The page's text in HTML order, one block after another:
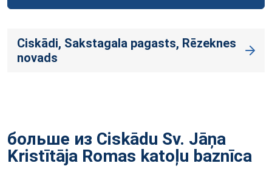
Ciskādi, Sakstagala pagasts, Rēzeknes
novads
больше из Ciskādu Sv. Jāņa
Kristītāja Romas katoļu baznīca